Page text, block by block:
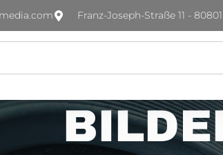
Franz-Joseph-Straße 11 -